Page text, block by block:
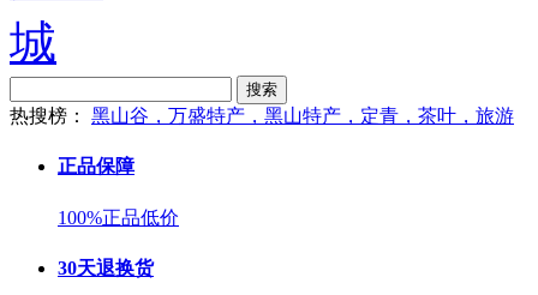
搜索
热搜榜： 黑山谷，万盛特产，黑山特产，定青，茶叶，旅游
正品保障
100%正品低价
30天退换货